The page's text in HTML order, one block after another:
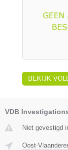
BEKIJK
VDB
Niet gevestigd
Oost-